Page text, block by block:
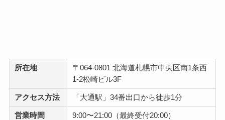
所在地
〒064-0801 北海道札幌市中央区南1条西
1-2松崎ビル3F
アクセス方法 「大通駅」34番出口から徒歩1分
営業時間 9:00〜21:00（最終受付20:00）